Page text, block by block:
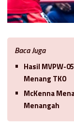
Baca Juga
Hasil MVPW-
Menang TKO
McKenna
Menangah